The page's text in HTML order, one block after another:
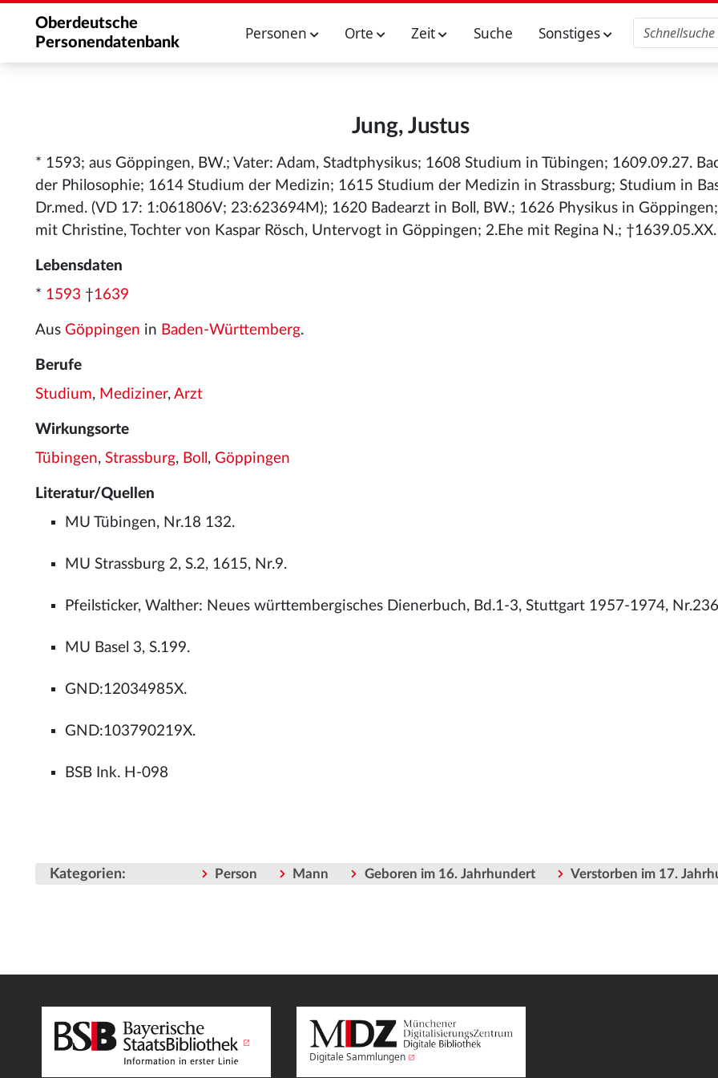
Oberdeutsche
Personendatenbank
Personen Orte Zeit Suche Sonstiges
Jung, Justus
* 1593; aus Göppingen, BW.; Vater: Adam, Stadtphysikus; 1608 Studium in Tübingen; 1609.09.27.
der Philosophie; 1614 Studium der Medizin; 1615 Studium der Medizin in Strassburg; Studium in
Dr.med. (VD 17: 1:061806V; 23:623694M); 1620 Badearzt in Boll, BW.; 1626 Physikus in
mit Christine, Tochter von Kaspar Rösch, Untervogt in Göppingen; 2.Ehe mit Regina N.; †1639.05.XX.
Lebensdaten
* 1593 †1639
Aus Göppingen in Baden-Württemberg.
Berufe
Studium, Mediziner, Arzt
Wirkungsorte
Tübingen, Strassburg, Boll , Göppingen
Literatur/Quellen
MU Tübingen, Nr.18 132.
MU Strassburg 2, S.2, 1615, Nr.9.
Pfeilsticker, Walther: Neues württembergisches Dienerbuch, Bd.1-3, Stuttgart 1957-1974,
MU Basel 3, S.199.
GND:12034985X.
GND:103790219X.
BSB Ink. H-098
Kategorien: Person Mann Geboren im 16. Jahrhundert Verstorben im 17.
Digitale Sammlungen